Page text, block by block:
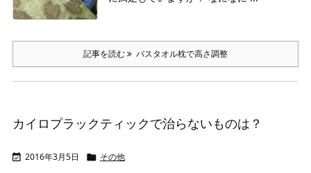
記事を読む バスタオル枕で高さ調整
カイロプラックティックで治らないものは？
 2016年3月5日  その他